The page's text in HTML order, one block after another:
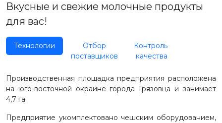
Вкусные и свежие молочные продукты
для вас!
Технологии
Отбор
поставщиков
Контроль
качества
Производственная площадка предприятия расположена
на юго-восточной окраине города Грязовца и занимает
4,7 га.
Предприятие укомплектовано чешским оборудованием,